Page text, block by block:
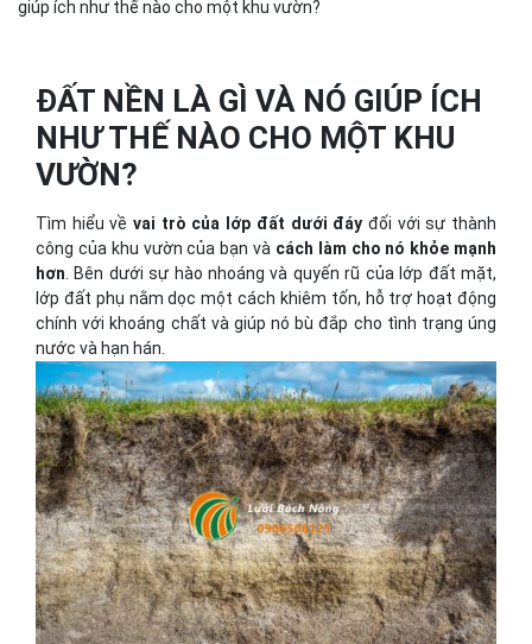
giúp ích như thế nào cho một khu vườn?
ĐẤT NỀN LÀ GÌ VÀ NÓ GIÚP ÍCH
NHƯ THẾ NÀO CHO MỘT KHU
VƯỜN?
Tìm hiểu vềvai trò của lớp đất dưới đáy đối với sự thành
công của khu vườn của bạn và cách làm cho nó khỏe mạnh
hơn . Bên dưới sự hào nhoáng và quyến rũ của lớp đất mặt,
lớp đất phụ nằm dọc một cách khiêm tốn, hỗ trợ hoạt động
chính với khoáng chất và giúp nó bù đắp cho tình trạng úng
nước và hạn hán.